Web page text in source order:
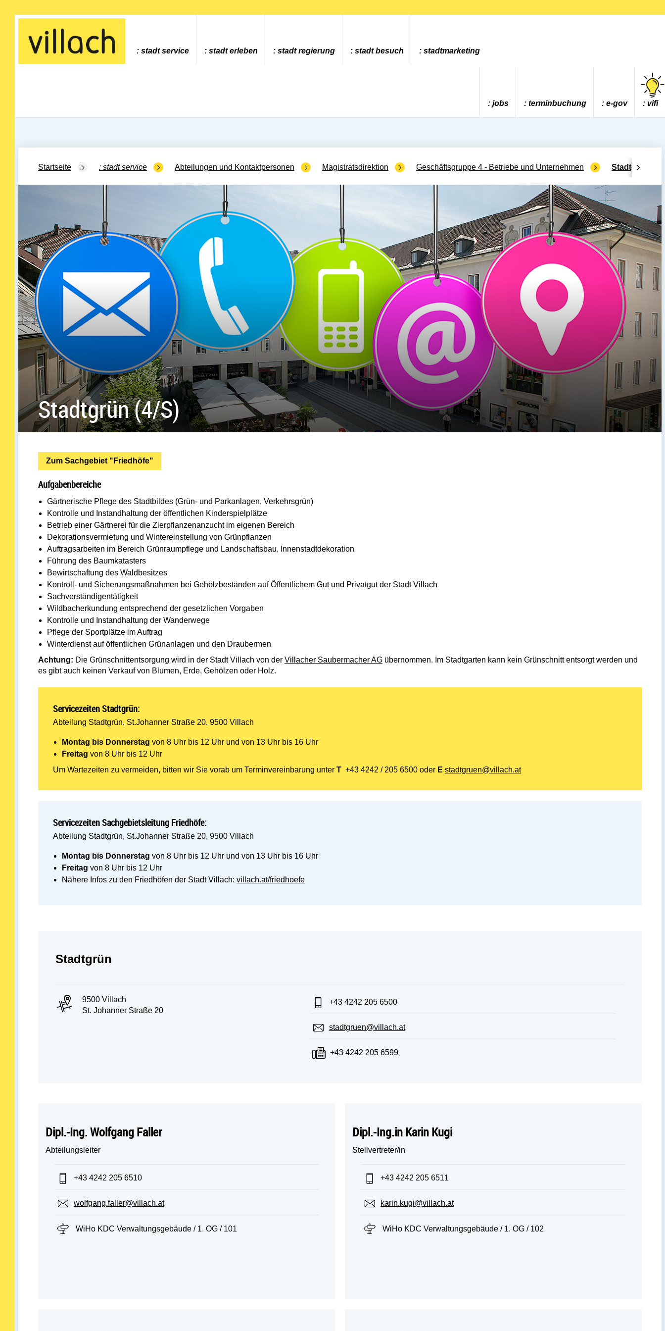
Gehe zur Startseite
stadt service stadt erleben stadt regierung stadt besuch stadtmarketing
jobs terminbuchung e-gov vifi
Startseite stadt service Abteilungen und Kontaktpersonen Magistratsdirektion Geschäftsgruppe 4 - Betriebe und Unternehmen Stadtgrün
Stadtgrün (4/S)
Zum Sachgebiet "Friedhöfe"
Aufgabenbereiche
Gärtnerische Pflege des Stadtbildes (Grün- und Parkanlagen, Verkehrsgrün)
Kontrolle und Instandhaltung der öffentlichen Kinderspielplätze
Betrieb einer Gärtnerei für die Zierpflanzenanzucht im eigenen Bereich
Dekorationsvermietung und Wintereinstellung von Grünpflanzen
Auftragsarbeiten im Bereich Grünraumpflege und Landschaftsbau, Innenstadtdekoration
Führung des Baumkatasters
Bewirtschaftung des Waldbesitzes
Kontroll- und Sicherungsmaßnahmen bei Gehölzbeständen auf Öffentlichem Gut und Privatgut der Stadt Villach
Sachverständigentätigkeit
Wildbacherkundung entsprechend der gesetzlichen Vorgaben
Kontrolle und Instandhaltung der Wanderwege
Pflege der Sportplätze im Auftrag
Winterdienst auf öffentlichen Grünanlagen und den Draubermen
Achtung: Die Grünschnittentsorgung wird in der Stadt Villach von der Villacher Saubermacher AG übernommen. Im Stadtgarten kann kein Grünschnitt entsorgt werden und
es gibt auch keinen Verkauf von Blumen, Erde, Gehölzen oder Holz.
Servicezeiten Stadtgrün:
Abteilung Stadtgrün, St.Johanner Straße 20, 9500 Villach
Montag bis Donnerstag von 8 Uhr bis 12 Uhr und von 13 Uhr bis 16 Uhr
Freitag von 8 Uhr bis 12 Uhr
Um Wartezeiten zu vermeiden, bitten wir Sie vorab um Terminvereinbarung unter T +43 4242 / 205 6500 oder E stadtgruen@villach.at
Servicezeiten Sachgebietsleitung Friedhöfe:
Abteilung Stadtgrün, St.Johanner Straße 20, 9500 Villach
Montag bis Donnerstag von 8 Uhr bis 12 Uhr und von 13 Uhr bis 16 Uhr
Freitag von 8 Uhr bis 12 Uhr
Nähere Infos zu den Friedhöfen der Stadt Villach: villach.at/friedhoefe
Abteilung:
Stadtgrün
PLZ und Ort:
9500 Villach
Adresse:
St. Johanner Straße 20
Telefon:
+43 4242 205 6500
E-Mail:
stadtgruen@villach.at
Fax:
+43 4242 205 6599
Dipl.-Ing. Wolfgang Faller
Abteilungsleiter
Telefon:
+43 4242 205 6510
E-Mail:
wolfgang.faller@villach.at
Standort:
WiHo KDC Verwaltungsgebäude / 1. OG / 101
Dipl.-Ing.in Karin Kugi
Stellvertreter/in
Telefon:
+43 4242 205 6511
E-Mail:
karin.kugi@villach.at
Standort:
WiHo KDC Verwaltungsgebäude / 1. OG / 102